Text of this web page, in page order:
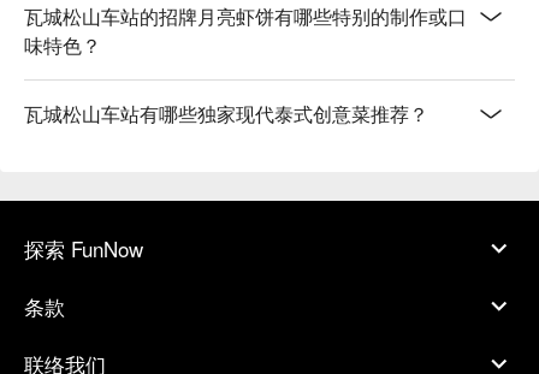
瓦城松山车站的招牌月亮虾饼有哪些特别的制作或口
味特色？
瓦城松山车站有哪些独家现代泰式创意菜推荐？
探索 FunNow
条款
联络我们